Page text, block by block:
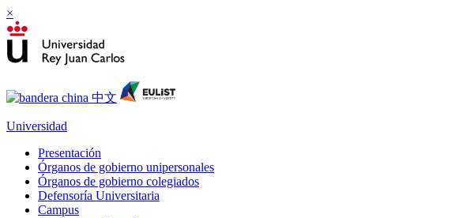
×
Universidad
Presentación
Órganos de gobierno unipersonales
Órganos de gobierno colegiados
Defensoría Universitaria
Campus